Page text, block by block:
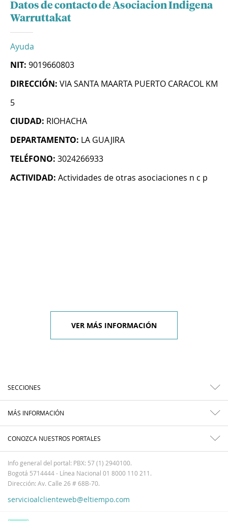
Datos de contacto de Asociacion Indigena
Warruttakat
Ayuda
NIT: 9019660803
DIRECCIÓN: VIA SANTA MAARTA PUERTO CARACOL KM
5
CIUDAD: RIOHACHA
DEPARTAMENTO: LA GUAJIRA
TELÉFONO: 3024266933
ACTIVIDAD: Actividades de otras asociaciones n c p
VER MÁS INFORMACIÓN
SECCIONES
MÁS INFORMACIÓN
CONOZCA NUESTROS PORTALES
Info general del portal: PBX: 57 (1) 2940100.
Bogotá 5714444 - Línea Nacional 01 8000 110 211.
Dirección: Av. Calle 26 # 68B-70.
servicioalclienteweb@eltiempo.com